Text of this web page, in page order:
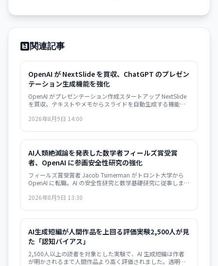
関連記事
OpenAI が NextSlide を買収、ChatGPT のプレゼン
テーション生成機能を強化
OpenAI がプレゼンテーション作成スタートアップ NextSlide
を買収。テキストやメモからスライドを自動生成する機能が
2026年8月9日 14:00
AI人類絶滅論を発表した数学者フィールズ賞受賞
者、OpenAI に参画――安全性研究の強化
フィールズ賞受賞者 Jacob Tsimerman がトロント大学から
OpenAI に転職。AI の安全性研究と数学基礎研究に従事しま
ます。
2026年8月9日 13:30
AI生成短編が人間作品を上回る評価――実験2,500人が見
た「認知バイアス」
2,500人以上の読者を対象とした実験で、AI 生成短編は作者
が明かされるまで人間作品より高く評価されました。透明性